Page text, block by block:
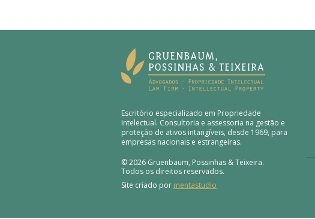
Escritório especializado em Propriedade
Intelectual. Consultoria e assessoria na gestão e
proteção de ativos intangíveis, desde 1969, para
empresas nacionais e estrangeiras.
© 2026 Gruenbaum, Possinhas & Teixeira.
Todos os direitos reservados.
Site criado por mentastudio